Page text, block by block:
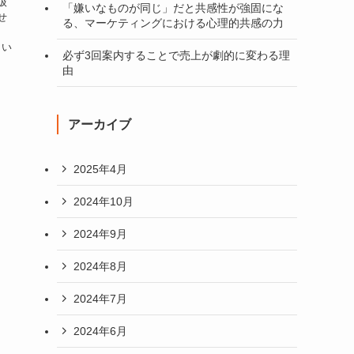
「嫌いなものが同じ」だと共感性が強固にな
る、マーケティングにおける心理的共感の力
必ず3回案内することで売上が劇的に変わる理
由
アーカイブ
2025年4月
2024年10月
2024年9月
2024年8月
2024年7月
2024年6月